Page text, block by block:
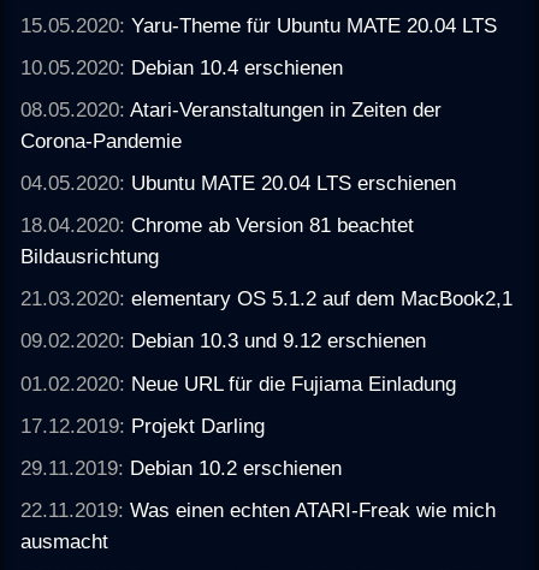
15.05.2020:Yaru-Theme für Ubuntu MATE 20.04 LTS
10.05.2020: Debian 10.4 erschienen
08.05.2020:Atari-Veranstaltungen in Zeiten der
Corona-Pandemie
04.05.2020: Ubuntu MATE 20.04 LTS erschienen
18.04.2020:Chrome ab Version 81 beachtet
Bildausrichtung
21.03.2020:elementary OS 5.1.2 auf dem MacBook2,1
09.02.2020: Debian 10.3 und 9.12 erschienen
01.02.2020: Neue URL für die Fujiama Einladung
17.12.2019: Projekt Darling
29.11.2019: Debian 10.2 erschienen
22.11.2019:Was einen echten ATARI-Freak wie mich
ausmacht